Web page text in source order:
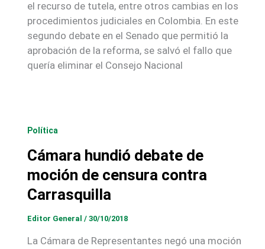
el recurso de tutela, entre otros cambias en los
procedimientos judiciales en Colombia. En este
segundo debate en el Senado que permitió la
aprobación de la reforma, se salvó el fallo que
quería eliminar el Consejo Nacional
Política
Cámara hundió debate de
moción de censura contra
Carrasquilla
Editor General / 30/10/2018
La Cámara de Representantes negó una moción